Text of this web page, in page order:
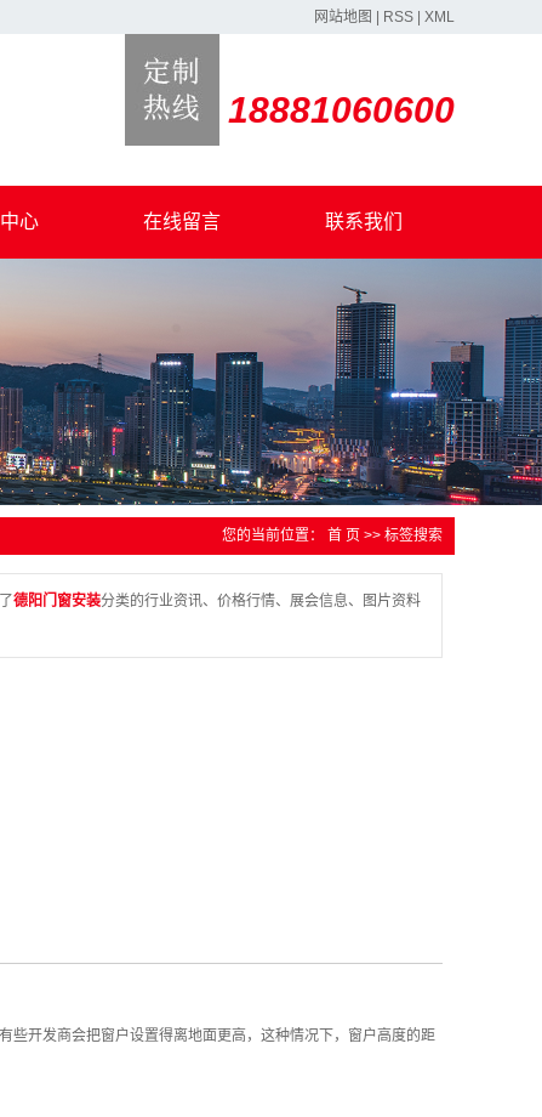
网站地图 RSS XML
18881060600
心
项
点
在线留言 联系我们
您的当前位置： 首 页 >> 标签搜索
德阳门窗安装分类的行业资讯、价格行情、展会信息、图片资料
些开发商会把窗户设置得离地面更高，这种情况下，窗户高度的距